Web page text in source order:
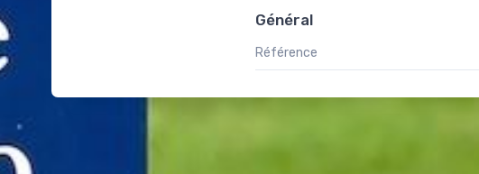
Général
Référence